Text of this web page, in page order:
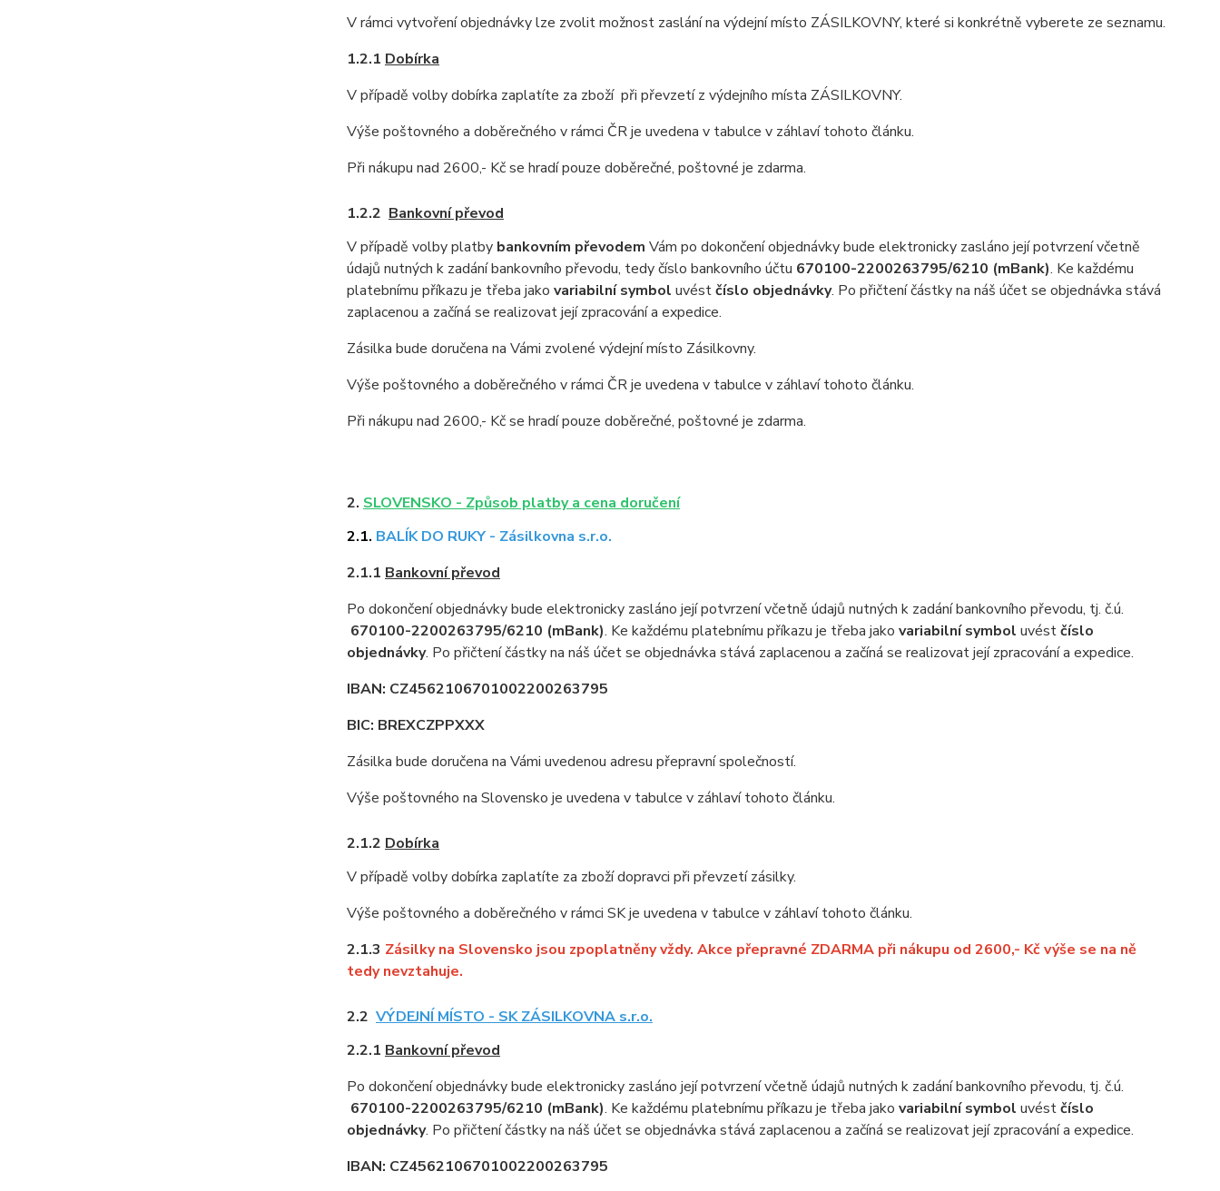
V rámci vytvoření objednávky lze zvolit možnost zaslání na výdejní místo ZÁSILKOVNY, které si konkrétně vyberete ze seznamu.
1.2.1 Dobírka
V případě volby dobírka zaplatíte za zboží při převzetí z výdejního místa ZÁSILKOVNY.
Výše poštovného a doběrečného v rámci ČR je uvedena v tabulce v záhlaví tohoto článku.
Při nákupu nad 2600,- Kč se hradí pouze doběrečné, poštovné je zdarma.
1.2.2 Bankovní převod
V případě volby platby bankovním převodem Vám po dokončení objednávky bude elektronicky zasláno její potvrzení včetně
údajů nutných k zadání bankovního převodu, tedy číslo bankovního účtu 670100-2200263795/6210 (mBank). Ke každému
platebnímu příkazu je třeba jako variabilní symbol uvéstčíslo objednávky. Po přičtení částky na náš účet se objednávka stává
zaplacenou a začíná se realizovat její zpracování a expedice.
Zásilka bude doručena na Vámi zvolené výdejní místo Zásilkovny.
Výše poštovného a doběrečného v rámci ČR je uvedena v tabulce v záhlaví tohoto článku.
Při nákupu nad 2600,- Kč se hradí pouze doběrečné, poštovné je zdarma.
2. SLOVENSKO - Způsob platby a cena doručení
2.1. BALÍK DO RUKY - Zásilkovna s.r.o.
2.1.1 Bankovní převod
Po dokončení objednávky bude elektronicky zasláno její potvrzení včetně údajů nutných k zadání bankovního převodu, tj. č.ú.
670100-2200263795/6210 (mBank). Ke každému platebnímu příkazu je třeba jako variabilní symbol uvéstčíslo
objednávky. Po přičtení částky na náš účet se objednávka stává zaplacenou a začíná se realizovat její zpracování a expedice.
IBAN: CZ4562106701002200263795
BIC: BREXCZPPXXX
Zásilka bude doručena na Vámi uvedenou adresu přepravní společností.
Výše poštovného na Slovensko je uvedena v tabulce v záhlaví tohoto článku.
2.1.2 Dobírka
V případě volby dobírka zaplatíte za zboží dopravci při převzetí zásilky.
Výše poštovného a doběrečného v rámci SK je uvedena v tabulce v záhlaví tohoto článku.
2.1.3 Zásilky na Slovensko jsou zpoplatněny vždy. Akce přepravné ZDARMA při nákupu od 2600,- Kč výše se na ně
tedy nevztahuje.
2.2 VÝDEJNÍ MÍSTO - SK ZÁSILKOVNA s.r.o.
2.2.1 Bankovní převod
Po dokončení objednávky bude elektronicky zasláno její potvrzení včetně údajů nutných k zadání bankovního převodu, tj. č.ú.
670100-2200263795/6210 (mBank). Ke každému platebnímu příkazu je třeba jako variabilní symbol uvéstčíslo
objednávky. Po přičtení částky na náš účet se objednávka stává zaplacenou a začíná se realizovat její zpracování a expedice.
IBAN: CZ4562106701002200263795